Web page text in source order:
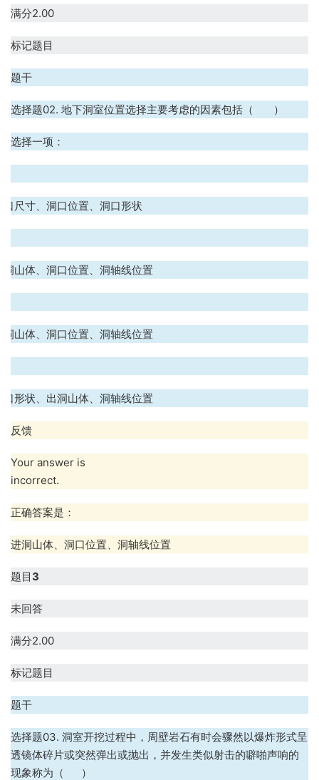
满分2.00
标记题目
题干
选择题02. 地下洞室位置选择主要考虑的因素包括（ ）
选择一项：
口尺寸、洞口位置、洞口形状
洞山体、洞口位置、洞轴线位置
洞山体、洞口位置、洞轴线位置
口形状、出洞山体、洞轴线位置
反馈
Your answer is
incorrect.
正确答案是：
进洞山体、洞口位置、洞轴线位置
题目 3
未回答
满分2.00
标记题目
题干
选择题03. 洞室开挖过程中，周壁岩石有时会骤然以爆炸形式呈
透镜体碎片或突然弹出或抛出，并发生类似射击的噼啪声响的
现象称为（ ）